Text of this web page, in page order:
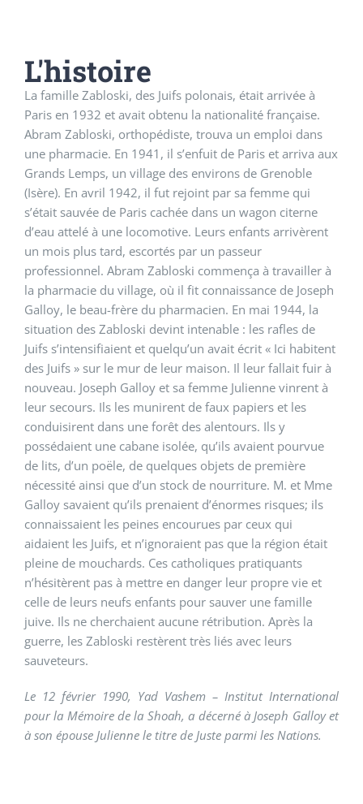
L'histoire
La famille Zabloski, des Juifs polonais, était arrivée à
Paris en 1932 et avait obtenu la nationalité française.
Abram Zabloski, orthopédiste, trouva un emploi dans
une pharmacie. En 1941, il s’enfuit de Paris et arriva aux
Grands Lemps, un village des environs de Grenoble
(Isère). En avril 1942, il fut rejoint par sa femme qui
s’était sauvée de Paris cachée dans un wagon citerne
d’eau attelé à une locomotive. Leurs enfants arrivèrent
un mois plus tard, escortés par un passeur
professionnel. Abram Zabloski commença à travailler à
la pharmacie du village, où il fit connaissance de Joseph
Galloy, le beau-frère du pharmacien. En mai 1944, la
situation des Zabloski devint intenable : les rafles de
Juifs s’intensifiaient et quelqu’un avait écrit « Ici habitent
des Juifs » sur le mur de leur maison. Il leur fallait fuir à
nouveau. Joseph Galloy et sa femme Julienne vinrent à
leur secours. Ils les munirent de faux papiers et les
conduisirent dans une forêt des alentours. Ils y
possédaient une cabane isolée, qu’ils avaient pourvue
de lits, d’un poële, de quelques objets de première
nécessité ainsi que d’un stock de nourriture. M. et Mme
Galloy savaient qu’ils prenaient d’énormes risques; ils
connaissaient les peines encourues par ceux qui
aidaient les Juifs, et n’ignoraient pas que la région était
pleine de mouchards. Ces catholiques pratiquants
n’hésitèrent pas à mettre en danger leur propre vie et
celle de leurs neufs enfants pour sauver une famille
juive. Ils ne cherchaient aucune rétribution. Après la
guerre, les Zabloski restèrent très liés avec leurs
sauveteurs.
Le 12 février 1990, Yad Vashem – Institut International
pour la Mémoire de la Shoah, a décerné à Joseph Galloy et
à son épouse Julienne le titre de Juste parmi les Nations.